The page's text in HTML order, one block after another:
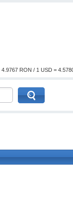
RON / 1 USD =